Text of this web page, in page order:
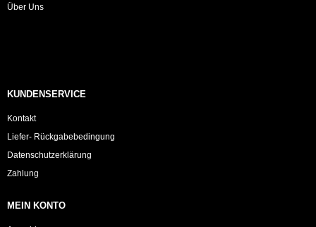
Über Uns
KUNDENSERVICE
Kontakt
Liefer- Rückgabebedingung
Datenschutzerklärung
Zahlung
MEIN KONTO